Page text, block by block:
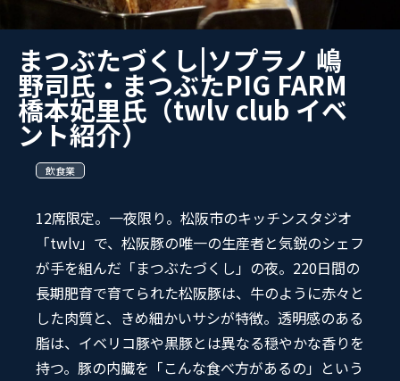
まつぶたづくし|ソプラノ 嶋
野司氏・まつぶたPIG FARM
橋本妃里氏（twlv club イベ
ント紹介）
飲食業
12席限定。一夜限り。松阪市のキッチンスタジオ
「twlv」で、松阪豚の唯一の生産者と気鋭のシェフ
が手を組んだ「まつぶたづくし」の夜。220日間の
長期肥育で育てられた松阪豚は、牛のように赤々と
した肉質と、きめ細かいサシが特徴。透明感のある
脂は、イベリコ豚や黒豚とは異なる穏やかな香りを
持つ。豚の内臓を「こんな食べ方があるの」という